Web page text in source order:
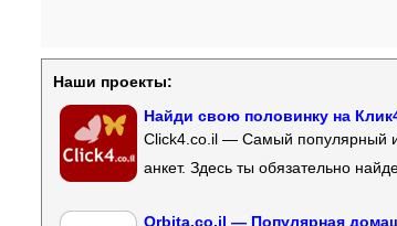
Наши проекты:
Найди свою половинку на
Click4.co.il — Самый популярный
анкет. Здесь ты обязательно
Orbita.co.il — Популярная